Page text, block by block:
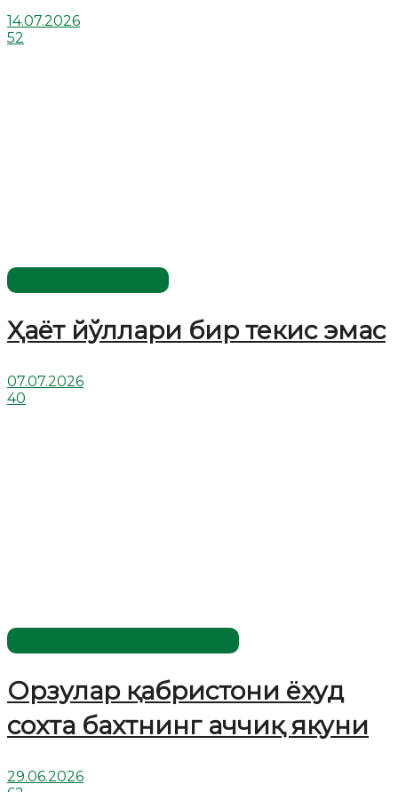
14.07.2026
52
Ҳаёт йўллари бир текис эмас
07.07.2026
40
Орзулар қабристони ёхуд
сохта бахтнинг аччиқ якуни
29.06.2026